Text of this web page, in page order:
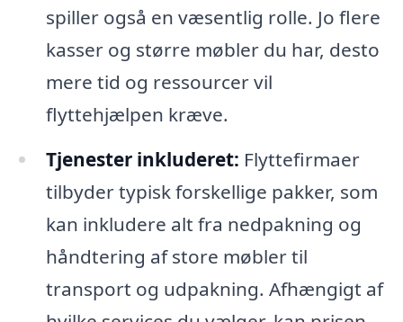
spiller også en væsentlig rolle. Jo flere
kasser og større møbler du har, desto
mere tid og ressourcer vil
flyttehjælpen kræve.
Tjenester inkluderet: Flyttefirmaer
tilbyder typisk forskellige pakker, som
kan inkludere alt fra nedpakning og
håndtering af store møbler til
transport og udpakning. Afhængigt af